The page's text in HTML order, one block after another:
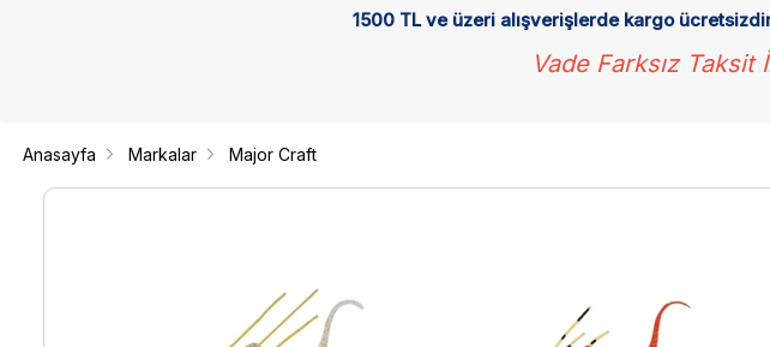
1500 TL ve üzeri alışverişlerde kargo
Vade Farksız Taksit
Anasayfa Markalar Major Craft